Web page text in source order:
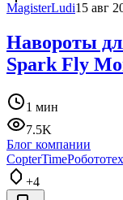
MagisterLudi15 авг
Навороты
Spark Fly
1 мин
7.5K
Блог компании
CopterTime
+4